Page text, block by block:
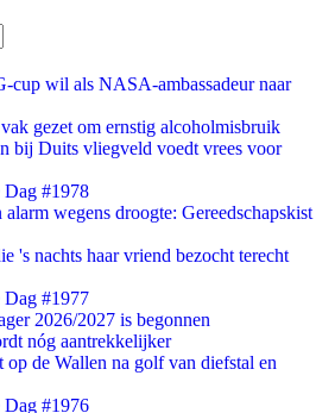
cup wil als NASA-ambassadeur naar
gezet om ernstig alcoholmisbruik
bij Duits vliegveld voedt vrees voor
Dag #1978
alarm wegens droogte: Gereedschapskist
's nachts haar vriend bezocht terecht
Dag #1977
2026/2027 is begonnen
nóg aantrekkelijker
de Wallen na golf van diefstal en
Dag #1976